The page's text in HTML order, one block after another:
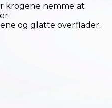
krogene nemme at
og glatte overflader.